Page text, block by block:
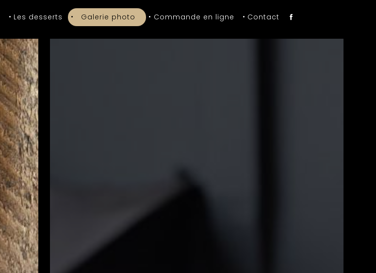
Les desserts Galerie photo Commande en ligne Contact